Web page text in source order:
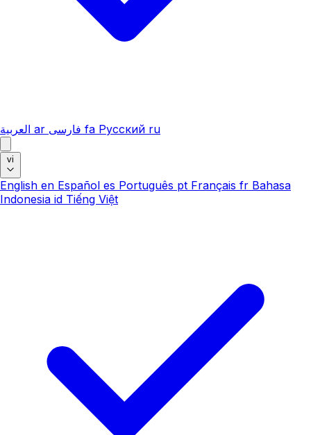
العربية ar فارسی fa Русский ru
vi
English en Español es Português pt Français fr Bahasa
Indonesia id Tiếng Việt